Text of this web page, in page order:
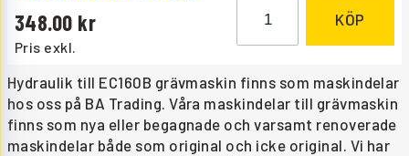
Pris exkl.
348.00 KÖP
Hydraulik till EC160B grävmaskin finns som maskindelar
hos oss på BA Trading. Våra maskindelar till grävmaskin
finns som nya eller begagnade och varsamt renoverade
maskindelar både som original och icke original. Vi har